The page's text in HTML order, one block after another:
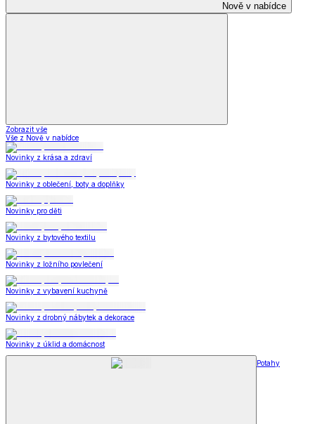
Nově v nabídce
Zobrazit vše
Vše z Nově v nabídce
Novinky z krása a zdraví
Novinky z oblečení, boty a doplňky
Novinky pro děti
Novinky z bytového textilu
Novinky z ložního povlečení
Novinky z vybavení kuchyně
Novinky z drobný nábytek a dekorace
Novinky z úklid a domácnost
Potahy